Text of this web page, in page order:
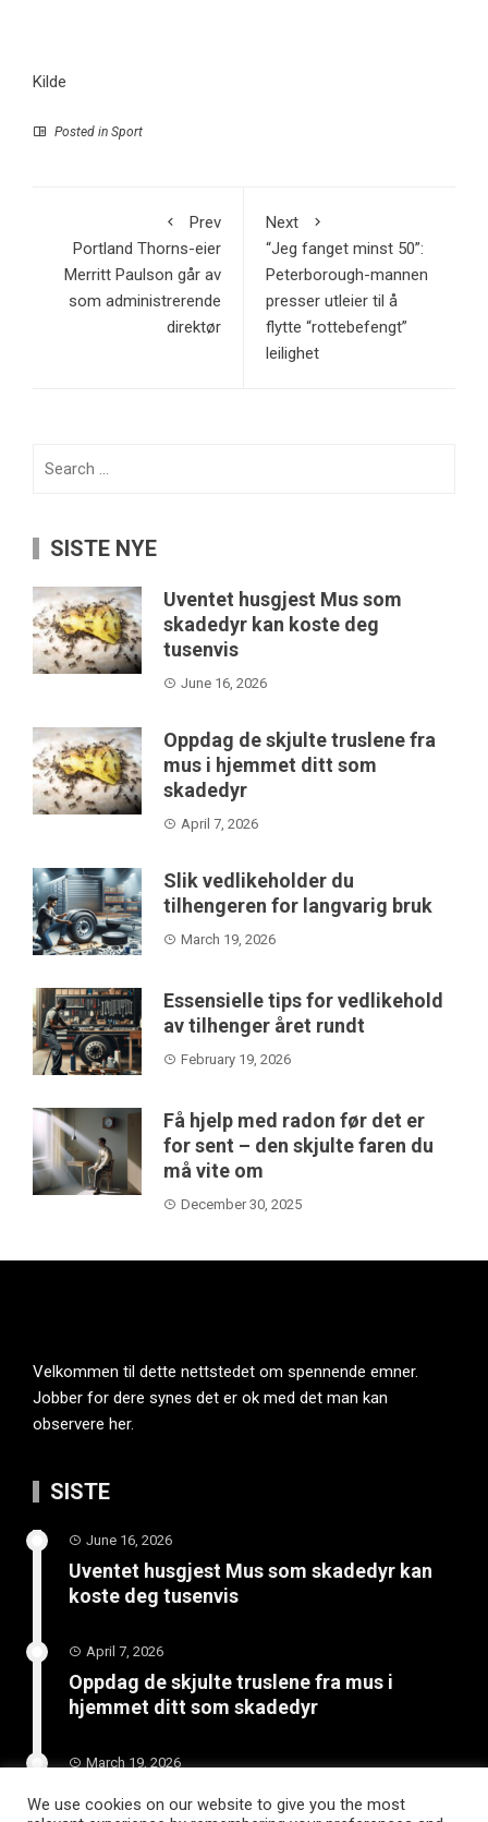
Kilde
Posted in Sport
Prev
Portland Thorns-eier
Merritt Paulson går av
som administrerende
direktør
Next
“Jeg fanget minst 50”:
Peterborough-mannen
presser utleier til å
flytte “rottebefengt”
leilighet
SISTE NYE
Uventet husgjest Mus som
skadedyr kan koste deg
tusenvis
June 16, 2026
Oppdag de skjulte truslene fra
mus i hjemmet ditt som
skadedyr
April 7, 2026
Slik vedlikeholder du
tilhengeren for langvarig bruk
March 19, 2026
Essensielle tips for vedlikehold
av tilhenger året rundt
February 19, 2026
Få hjelp med radon før det er
for sent – den skjulte faren du
må vite om
December 30, 2025
Velkommen til dette nettstedet om spennende emner.
Jobber for dere synes det er ok med det man kan
observere her.
SISTE
June 16, 2026
Uventet husgjest Mus som skadedyr kan
koste deg tusenvis
April 7, 2026
Oppdag de skjulte truslene fra mus i
hjemmet ditt som skadedyr
March 19, 2026
Slik vedlikeholder du tilhengeren for
We use cookies on our website to give you the most